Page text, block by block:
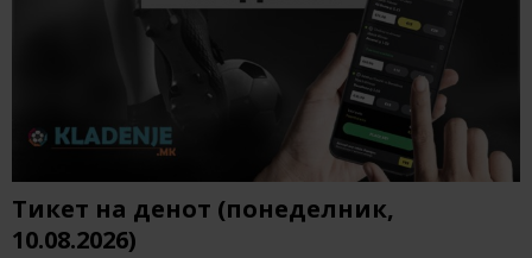
Тикет на денот (понеделник,
10.08.2026)